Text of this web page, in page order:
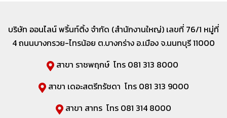
บริษัท ออนไลน์ พริ้นท์ติ้ง จำกัด (สำนักงานใหญ่) เลขที่ 76/1 หมู่ที่
4 ถนนบางกรวย-ไทรน้อย ต.บางกร่าง อ.เมือง จ.นนทบุรี 11000
สาขา ราชพฤกษ์ โทร 081 313 8000
สาขา เดอะสตรีทรัชดา โทร 081 313 9000
สาขา สาทร โทร 081 314 8000